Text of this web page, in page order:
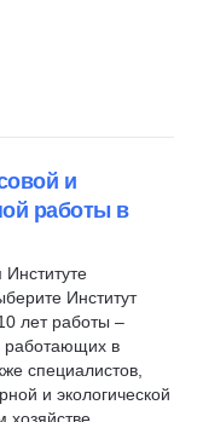
и
работы в
Институт
лет работы –
работающих в
специалистов,
и экологической